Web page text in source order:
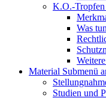
K.O.-Tropfen
Was
Material Submenü
Studien und